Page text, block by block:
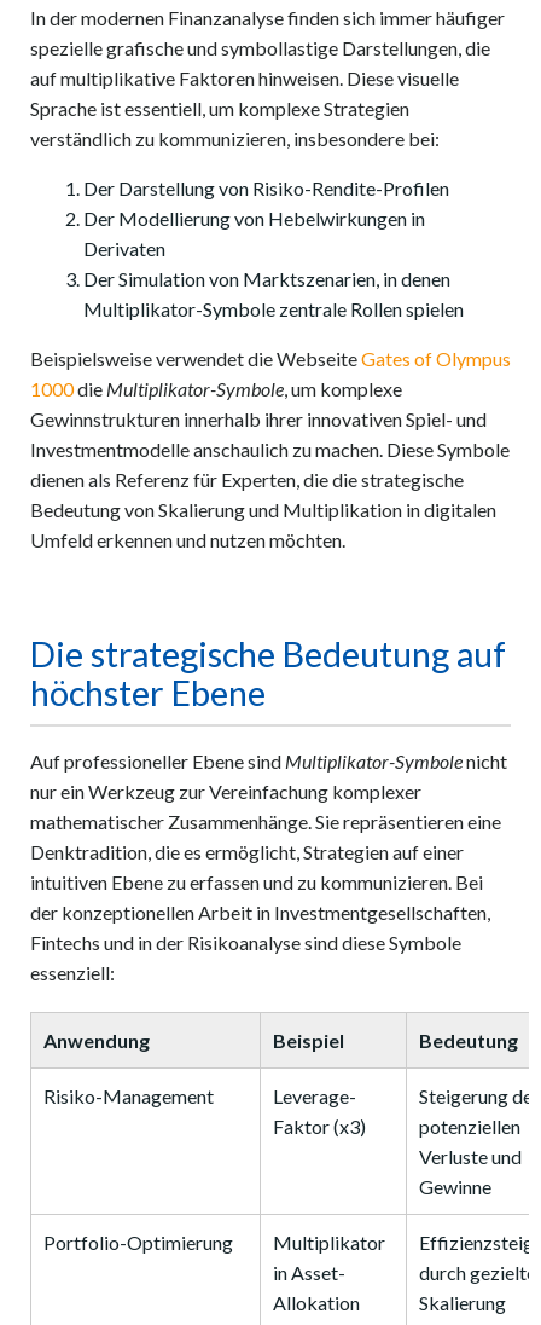
In der modernen Finanzanalyse finden sich immer häufiger
spezielle grafische und symbollastige Darstellungen, die
auf multiplikative Faktoren hinweisen. Diese visuelle
Sprache ist essentiell, um komplexe Strategien
verständlich zu kommunizieren, insbesondere bei:
Der Darstellung von Risiko-Rendite-Profilen
Der Modellierung von Hebelwirkungen in
Derivaten
Der Simulation von Marktszenarien, in denen
Multiplikator-Symbole zentrale Rollen spielen
Beispielsweise verwendet die WebseiteGates of Olympus
1000die Multiplikator-Symbole, um komplexe
Gewinnstrukturen innerhalb ihrer innovativen Spiel- und
Investmentmodelle anschaulich zu machen. Diese Symbole
dienen als Referenz für Experten, die die strategische
Bedeutung von Skalierung und Multiplikation in digitalen
Umfeld erkennen und nutzen möchten.
Die strategische Bedeutung auf
höchster Ebene
Auf professioneller Ebene sind Multiplikator-Symbolenicht
nur ein Werkzeug zur Vereinfachung komplexer
mathematischer Zusammenhänge. Sie repräsentieren eine
Denktradition, die es ermöglicht, Strategien auf einer
intuitiven Ebene zu erfassen und zu kommunizieren. Bei
der konzeptionellen Arbeit in Investmentgesellschaften,
Fintechs und in der Risikoanalyse sind diese Symbole
essenziell:
Anwendung Beispiel Bedeutung
Risiko-Management
Leverage-
Faktor (x3)
Steigerung der
potenziellen
Verluste und
Gewinne
Portfolio-Optimierung
Multiplikator
in Asset-
Allokation
durch gezielte
Skalierung